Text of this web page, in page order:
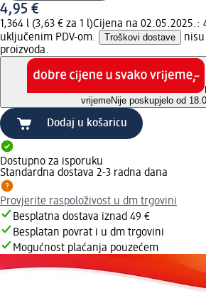
4,95 €
1,364 l (3,63 € za 1 l)Cijena na 02.05.2025.:
uključenim PDV-om.
Troškovi dostave
proizvoda.
vrijemeNije poskupjelo od
Dodaj u košaricu
Dostupno za isporuku
Standardna dostava 2-3 radna dana
Provjerite raspoloživost u dm trgovini
Besplatna dostava iznad 49 €
Besplatan povrat i u dm trgovini
Mogućnost plaćanja pouzećem